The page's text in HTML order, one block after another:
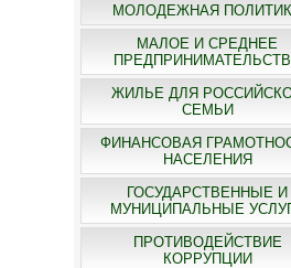
МОЛОДЕЖНАЯ
МАЛОЕ И СРЕДНЕЕ
ЖИЛЬЕ ДЛЯ
СЕМЬИ
ФИНАНСОВАЯ
НАСЕЛЕНИЯ
ГОСУДАРСТВЕННЫЕ И
МУНИЦИПАЛЬНЫЕ
ПРОТИВОДЕЙСТВИЕ
КОРРУПЦИИ